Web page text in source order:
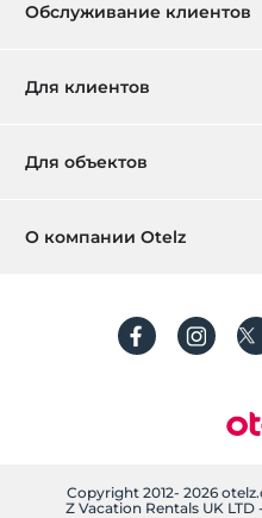
Камеры хранения
Клининговые
Кондиционирование
Обслуживание клиентов
Часто задаваемые
Для клиентов
Подарочная карта
Зарегистрироваться
Для объектов
Добавьте ваш отель
О компании Otelz
Текст разъяснения
Copyright 2012- 2026
Z Vacation Rentals UK